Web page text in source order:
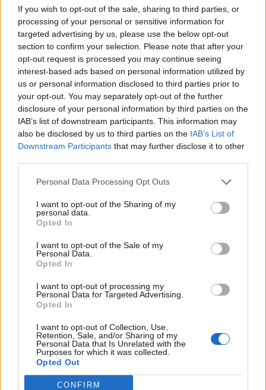
If you wish to opt-out of the sale, sharing to third parties, or
processing of your personal or sensitive information for
targeted advertising by us, please use the below opt-out
section to confirm your selection. Please note that after your
opt-out request is processed you may continue seeing
interest-based ads based on personal information utilized by
us or personal information disclosed to third parties prior to
your opt-out. You may separately opt-out of the further
disclosure of your personal information by third parties on the
IAB’s list of downstream participants. This information may
also be disclosed by us to third parties on the IAB’s List of
Downstream Participants that may further disclose it to other
Personal Data Processing Opt Outs
I want to opt-out of the Sharing of my
personal data.
Opted In
I want to opt-out of the Sale of my
Personal Data.
Opted In
I want to opt-out of processing my
Personal Data for Targeted Advertising.
Opted In
I want to opt-out of Collection, Use,
Retention, Sale, and/or Sharing of my
Personal Data that Is Unrelated with the
Purposes for which it was collected.
Opted Out
CONFIRM
Kööpenhamina,Prahatai laajemmin samasta
aihealueestaMatkailu-osioistamme.
Ilmoita virheestä·Tietoa meistä·Toimitusperiaatteet